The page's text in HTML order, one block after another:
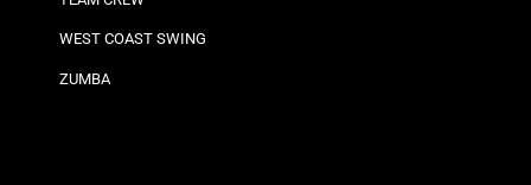
WEST COAST SWING
ZUMBA